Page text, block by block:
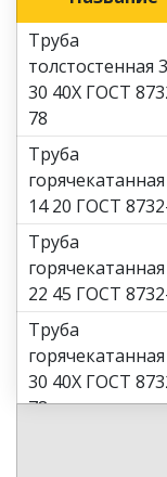
Труба
толстостенная
30 40Х ГОСТ
78
Труба
14 20 ГОСТ
Труба
22 45 ГОСТ
Труба
30 40Х ГОСТ
78